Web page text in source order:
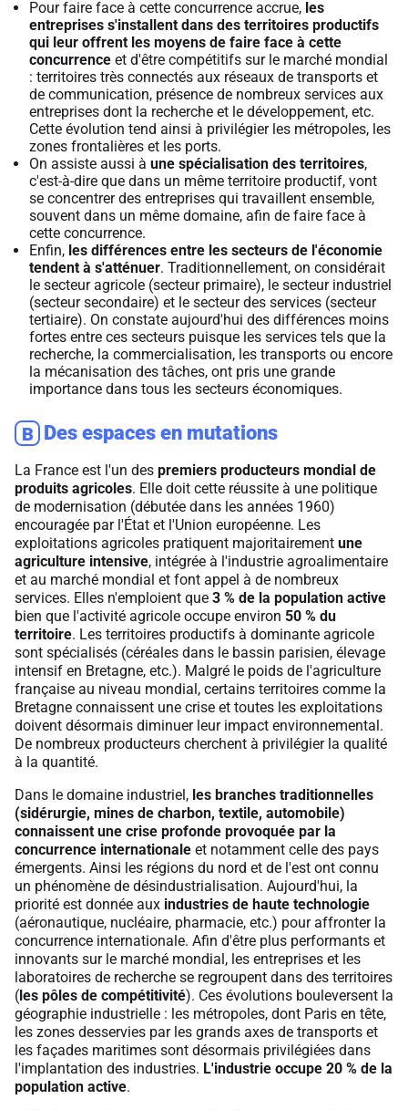
Pour faire face à cette concurrence accrue, les
entreprises s'installent dans des territoires productifs
qui leur offrent les moyens de faire face à cette
concurrence et d'être compétitifs sur le marché mondial
: territoires très connectés aux réseaux de transports et
de communication, présence de nombreux services aux
entreprises dont la recherche et le développement, etc.
Cette évolution tend ainsi à privilégier les métropoles, les
zones frontalières et les ports.
On assiste aussi à une spécialisation des territoires,
c'est-à-dire que dans un même territoire productif, vont
se concentrer des entreprises qui travaillent ensemble,
souvent dans un même domaine, afin de faire face à
cette concurrence.
Enfin, les différences entre les secteurs de l'économie
tendent à s'atténuer. Traditionnellement, on considérait
le secteur agricole (secteur primaire), le secteur industriel
(secteur secondaire) et le secteur des services (secteur
tertiaire). On constate aujourd'hui des différences moins
fortes entre ces secteurs puisque les services tels que la
recherche, la commercialisation, les transports ou encore
la mécanisation des tâches, ont pris une grande
importance dans tous les secteurs économiques.
B Des espaces en mutations
La France est l'un des premiers producteurs mondial de
produits agricoles. Elle doit cette réussite à une politique
de modernisation (débutée dans les années 1960)
encouragée par l'État et l'Union européenne. Les
exploitations agricoles pratiquent majoritairement une
agriculture intensive, intégrée à l'industrie agroalimentaire
et au marché mondial et font appel à de nombreux
services. Elles n'emploient que 3 % de la population active
bien que l'activité agricole occupe environ 50 % du
territoire. Les territoires productifs à dominante agricole
sont spécialisés (céréales dans le bassin parisien, élevage
intensif en Bretagne, etc.). Malgré le poids de l'agriculture
française au niveau mondial, certains territoires comme la
Bretagne connaissent une crise et toutes les exploitations
doivent désormais diminuer leur impact environnemental.
De nombreux producteurs cherchent à privilégier la qualité
à la quantité.
Dans le domaine industriel, les branches traditionnelles
(sidérurgie, mines de charbon, textile, automobile)
connaissent une crise profonde provoquée par la
concurrence internationale et notamment celle des pays
émergents. Ainsi les régions du nord et de l'est ont connu
un phénomène de désindustrialisation. Aujourd'hui, la
priorité est donnée aux industries de haute technologie
(aéronautique, nucléaire, pharmacie, etc.) pour affronter la
concurrence internationale. Afin d'être plus performants et
innovants sur le marché mondial, les entreprises et les
laboratoires de recherche se regroupent dans des territoires
(les pôles de compétitivité). Ces évolutions bouleversent la
géographie industrielle : les métropoles, dont Paris en tête,
les zones desservies par les grands axes de transports et
les façades maritimes sont désormais privilégiées dans
l'implantation des industries. L'industrie occupe 20 % de la
population active.